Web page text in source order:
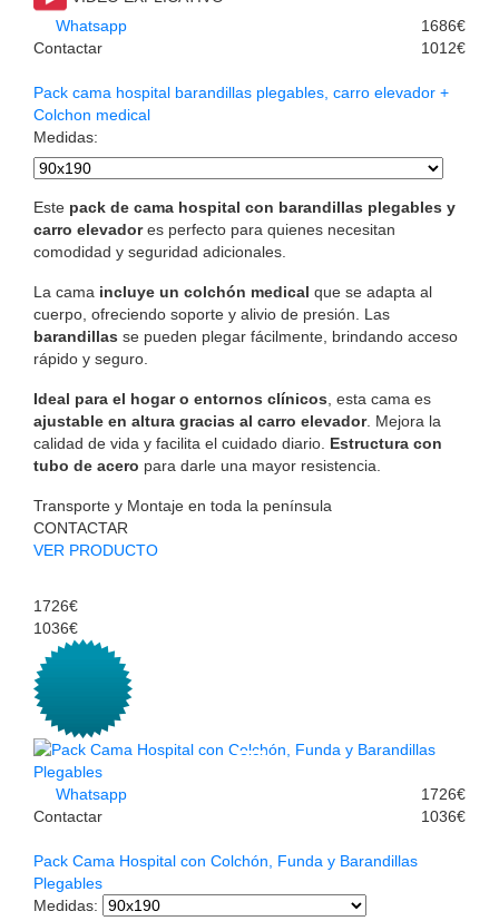
Whatsapp
Contactar
1686€
1012€
Pack cama hospital barandillas plegables, carro elevador +
Colchon medical
Medidas:
Este pack de cama hospital con barandillas plegables y
carro elevadores perfecto para quienes necesitan
comodidad y seguridad adicionales.
La cama incluye un colchón medical que se adapta al
cuerpo, ofreciendo soporte y alivio de presión. Las
barandillas se pueden plegar fácilmente, brindando acceso
rápido y seguro.
Ideal para el hogar o entornos clínicos , esta cama es
ajustable en altura gracias al carro elevador. Mejora la
calidad de vida y facilita el cuidado diario. Estructura con
tubo de acero para darle una mayor resistencia.
Transporte y Montaje en toda la península
CONTACTAR
VER PRODUCTO
1726€
1036€
Whatsapp
Contactar
1726€
1036€
Pack Cama Hospital con Colchón, Funda y Barandillas
Plegables
Medidas: